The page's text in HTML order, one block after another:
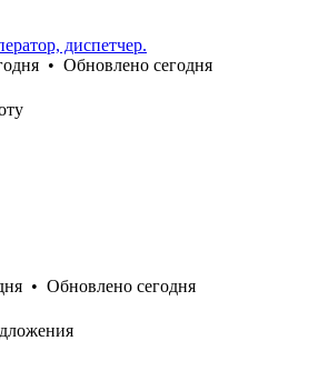
диспетчер.
• Обновлено сегодня
• Обновлено сегодня